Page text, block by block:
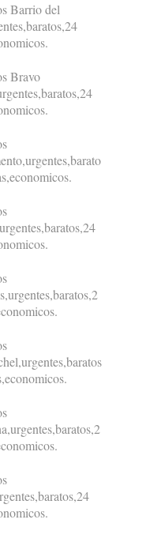
Barrio del
Bravo